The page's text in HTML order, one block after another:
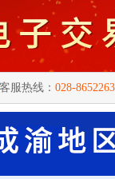
客服热线： 028-